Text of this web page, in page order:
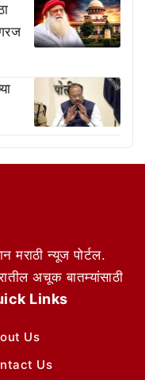
मराठी न्यूज पोर्टल.
अचूक बातम्यांसाठी
Links
Us
Us